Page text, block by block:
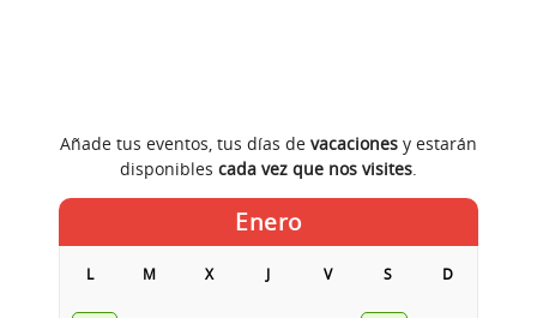
Enero
L M X J V S D
Añade tus eventos, tus días de vacaciones y estarán
disponibles cada vez que nos visites.